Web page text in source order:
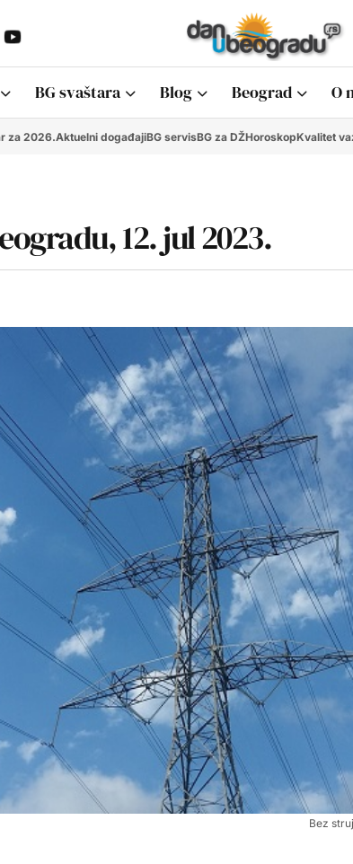
BG svaštara Blog Beograd O
za 2026.Aktuelni događajiBG servisBG za DŽHoroskopKvalitet
12. jul 2023.
Bez